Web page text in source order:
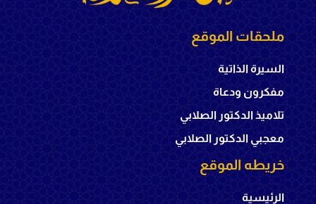
ملحقات الموقع
السيرة الذاتية
مفكرون ودعاة
تلاميذ الدكتور الصلابي
معجبي الدكتور الصلابي
خريطه الموقع
الرئيسية